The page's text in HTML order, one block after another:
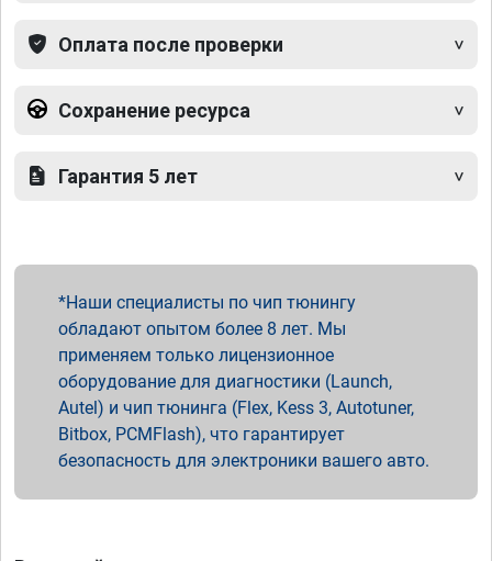
Оплата после проверки
Сохранение ресурса
Гарантия 5 лет
Наши специалисты по чип тюнингу
обладают опытом более 8 лет. Мы
применяем только лицензионное
оборудование для диагностики (Launch,
Autel) и чип тюнинга (Flex, Kess 3, Autotuner,
Bitbox, PCMFlash), что гарантирует
безопасность для электроники вашего авто.